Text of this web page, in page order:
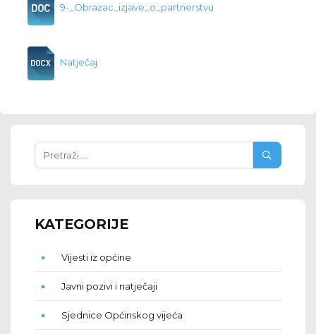
9-_Obrazac_izjave_o_partnerstvu
Natječaj
KATEGORIJE
Vijesti iz općine
Javni pozivi i natječaji
Sjednice Općinskog vijeća